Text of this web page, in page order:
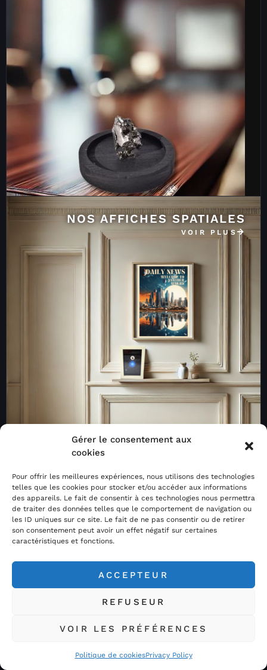
Gérer le consentement aux
cookies
Pour offrir les meilleures expériences, nous utilisons des technologies
telles que les cookies pour stocker et/ou accéder aux informations
des appareils. Le fait de consentir à ces technologies nous permettra
de traiter des données telles que le comportement de navigation ou
les ID uniques sur ce site. Le fait de ne pas consentir ou de retirer
son consentement peut avoir un effet négatif sur certaines
caractéristiques et fonctions.
ACCEPTEUR
REFUSEUR
VOIR LES PRÉFÉRENCES
Politique de cookiesPrivacy Policy
NOS AFFICHES SPATIALES
VOIR PLUS
spécialiste de l’astrophotographie et des météorites sous
toutes leurs formes…